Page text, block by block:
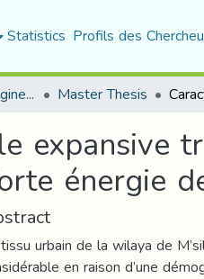
Statistics Profils des
Department of Civil Engineering Master Thesis
énergie
urbain de la wilaya de
en raison d’une